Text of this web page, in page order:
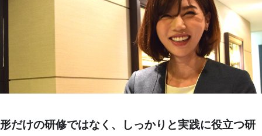
形だけの研修ではなく、しっかりと実践に役立つ研